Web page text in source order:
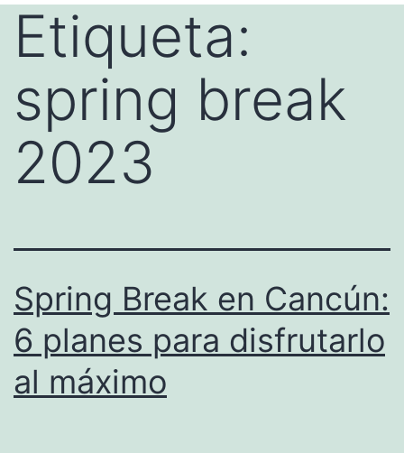
Etiqueta:
spring break
2023
Spring Break en Cancún:
6 planes para disfrutarlo
al máximo